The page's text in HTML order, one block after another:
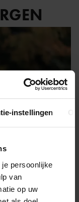
instellingen
persoonlijke
van
op uw